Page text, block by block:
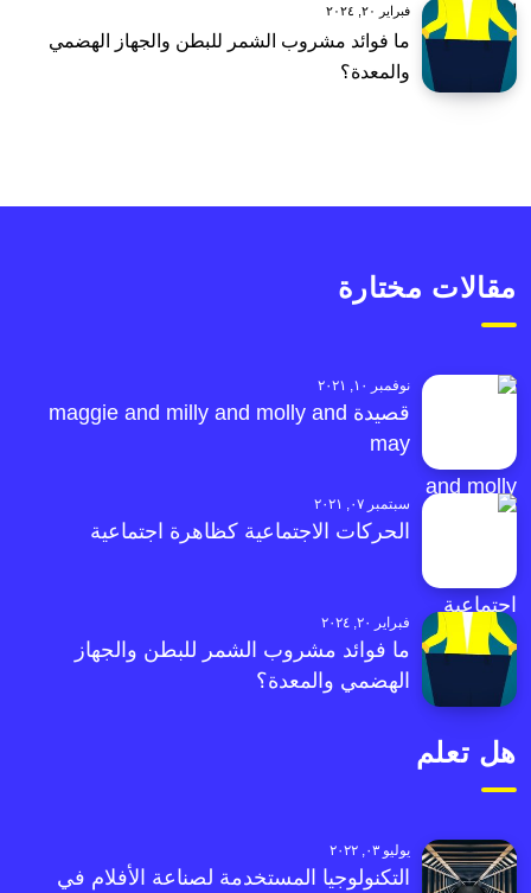
فبراير ٢٠, ٢٠٢٤
ما فوائد مشروب الشمر للبطن والجهاز الهضمي
والمعدة؟
مقالات مختارة
نوفمبر ١٠, ٢٠٢١
قصيدة maggie and milly and molly and
may
سبتمبر ٠٧, ٢٠٢١
الحركات الاجتماعية كظاهرة اجتماعية
فبراير ٢٠, ٢٠٢٤
ما فوائد مشروب الشمر للبطن والجهاز
الهضمي والمعدة؟
هل تعلم
يوليو ٠٣, ٢٠٢٢
التكنولوجيا المستخدمة لصناعة الأفلام في